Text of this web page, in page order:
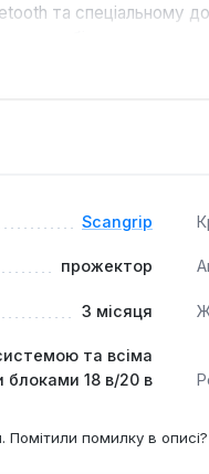
та спеціальному
в умовах, що
-10°C до +40°C.
Scangrip
прожектор
3 місяця
та всіма
блоками 18 в/20 в
помилку в